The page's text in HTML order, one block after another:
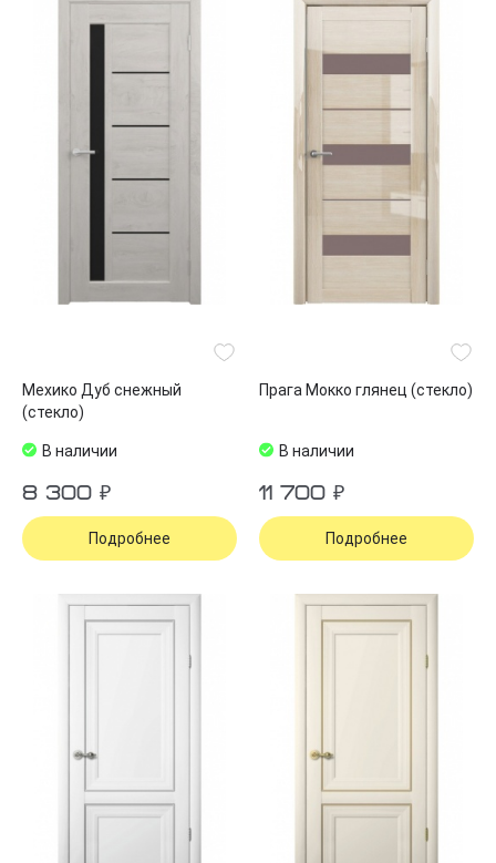
Мехико Дуб снежный
(стекло)
В наличии
8 300 ₽
Подробнее
Прага Мокко глянец (стекло)
В наличии
11 700 ₽
Подробнее